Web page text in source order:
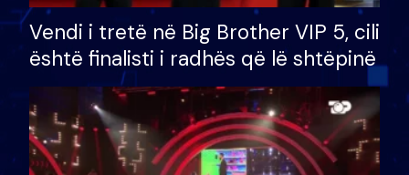
Vendi i tretë në Big Brother VIP 5, cili
është finalisti i radhës që lë shtëpinë